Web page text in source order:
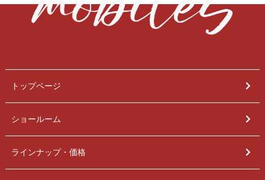
トップページ
ショールーム
ラインナップ・価格